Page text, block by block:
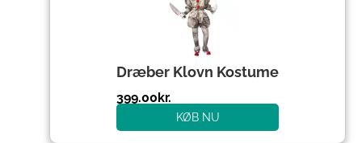
Dræber Klovn Kostume
399.00kr.
KØB NU